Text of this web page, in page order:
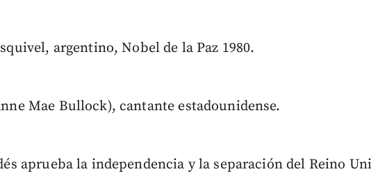
argentino, Nobel de la Paz 1980.
Mae Bullock), cantante estadounidense.
aprueba la independencia y la separación del Reino